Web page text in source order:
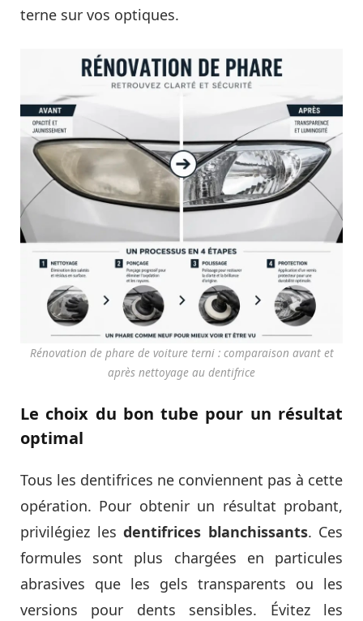
terne sur vos optiques.
Rénovation de phare de voiture terni : comparaison avant et
après nettoyage au dentifrice
Le choix du bon tube pour un résultat
optimal
Tous les dentifrices ne conviennent pas à cette
opération. Pour obtenir un résultat probant,
privilégiez les dentifrices blanchissants. Ces
formules sont plus chargées en particules
abrasives que les gels transparents ou les
versions pour dents sensibles. Évitez les